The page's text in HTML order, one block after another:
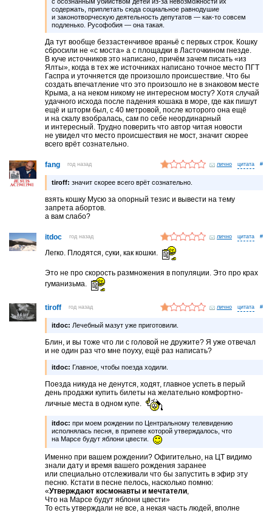
содержать, приплетать сюда социальное равнодушие
и законотворческую деятельность депутатов — как-то совсем
подленько. Русофобия — она такая.
Да тут вообще беззастенчивое враньё с первых строк. Кошку
сбросили не «с моста» а с площадки в Ласточкином гнезде.
В куче источников это написано, причём зачем писать «из
Ялты», когда в тех же источниках написано точное место ПГТ
Гаспра и уточняется где произошло происшествие. Что бы
создать впечатление что это произошло не в знаковом месте
Крыма, а на неком никому не интересном мосту? Хотя случай
удачного исхода после падения кошака в море, где как пишут
ещё и шторм был, с 40 метровой, после которого она ещё
и на скалу взобралась, сам по себе неординарный
и интересный. Трудно поверить что автор читая новости
не увидел что место происшествия не мост, значит скорее
всего врёт сознательно.
fang год назад лично #
tiroff: значит скорее всего врёт сознательно.
взять кошку Мусю за опорный тезис и вывести на тему
запрета абортов.
а вам слабо?
itdoc год назад лично #
Легко. Плодятся, суки, как кошки.
Это не про скорость размножения в популяции. Это про крах
гуманизьма.
tiroff год назад лично #
itdoc: Лечебный мазут уже приготовили.
Блин, и вы тоже что ли с головой не дружите? Я уже отвечал
и не один раз что мне поуху, ещё раз написать?
itdoc: Главное, чтобы поезда ходили.
Поезда никуда не денутся, ходят, главное успеть в перый
день продажи купить билеты на желательно комфортно-
личные места в одном купе.
itdoc: при моем рождении по Центральному телевидению
исполнялась песня, в припеве которой утверждалось, что
на Марсе будут яблони цвести.
Именно при вашем рождении? Офигительно, на ЦТ видимо
знали дату и время вашего рождения заранее
или специально отслеживали что бы запустить в эфир эту
песню. Кстати в песне пелось, насколько помню:
«Утверждают космонавты и мечтатели,
Что на Марсе будут яблони цвести»
То есть утверждали не все, а некая часть людей, вполне